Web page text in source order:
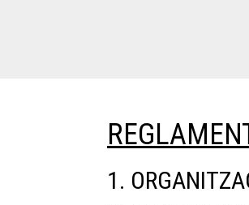
1.